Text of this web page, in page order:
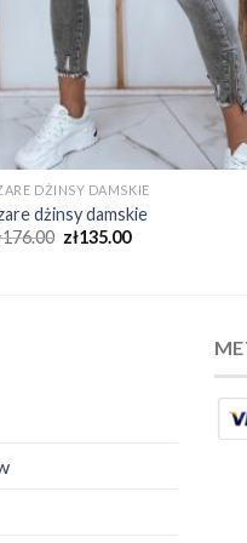
DŻINSY DAMSKIE
dżinsy damskie
176.00 zł135.00